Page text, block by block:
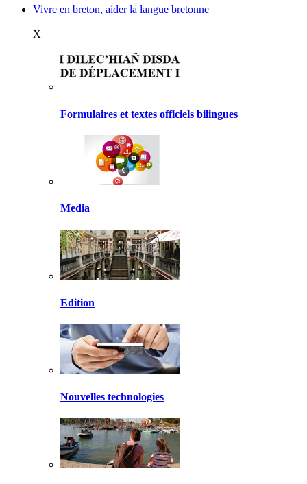
Vivre en breton, aider la langue bretonne
X
Formulaires et textes officiels bilingues
Media
Edition
Nouvelles technologies